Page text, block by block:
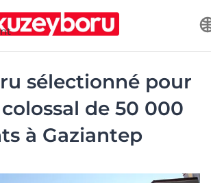
sélectionné pour
de 50 000
à Gaziantep